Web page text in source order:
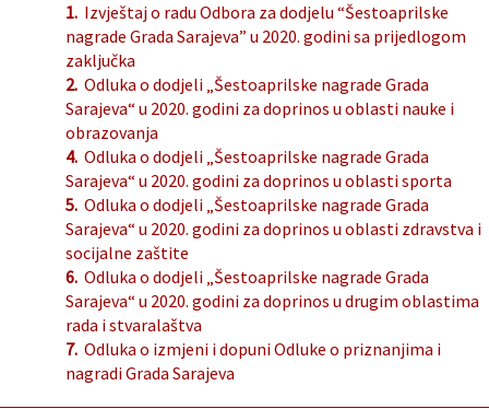
1. Izvještaj o radu Odbora za dodjelu “Šestoaprilske
nagrade Grada Sarajeva” u 2020. godini sa prijedlogom
zaključka
2. Odluka o dodjeli „Šestoaprilske nagrade Grada
Sarajeva“ u 2020. godini za doprinos u oblasti nauke i
obrazovanja
4. Odluka o dodjeli „Šestoaprilske nagrade Grada
Sarajeva“ u 2020. godini za doprinos u oblasti sporta
5. Odluka o dodjeli „Šestoaprilske nagrade Grada
Sarajeva“ u 2020. godini za doprinos u oblasti zdravstva i
socijalne zaštite
6. Odluka o dodjeli „Šestoaprilske nagrade Grada
Sarajeva“ u 2020. godini za doprinos u drugim oblastima
rada i stvaralaštva
7. Odluka o izmjeni i dopuni Odluke o priznanjima i
nagradi Grada Sarajeva